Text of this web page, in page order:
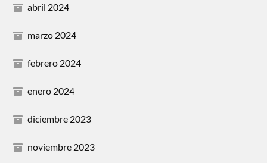
abril 2024
marzo 2024
febrero 2024
enero 2024
diciembre 2023
noviembre 2023